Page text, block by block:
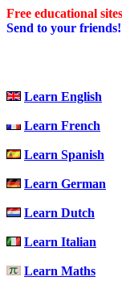
Free educational
Send to your
Learn English
Learn French
Learn Spanish
Learn German
Learn Dutch
Learn Italian
Learn Maths